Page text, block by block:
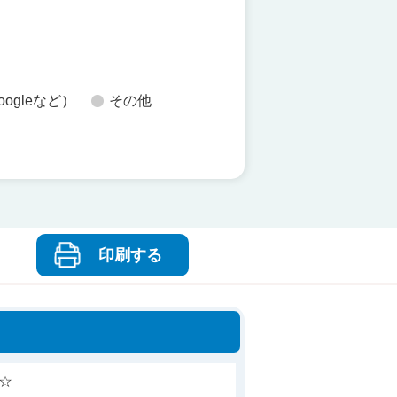
など） その他
印刷する
☆